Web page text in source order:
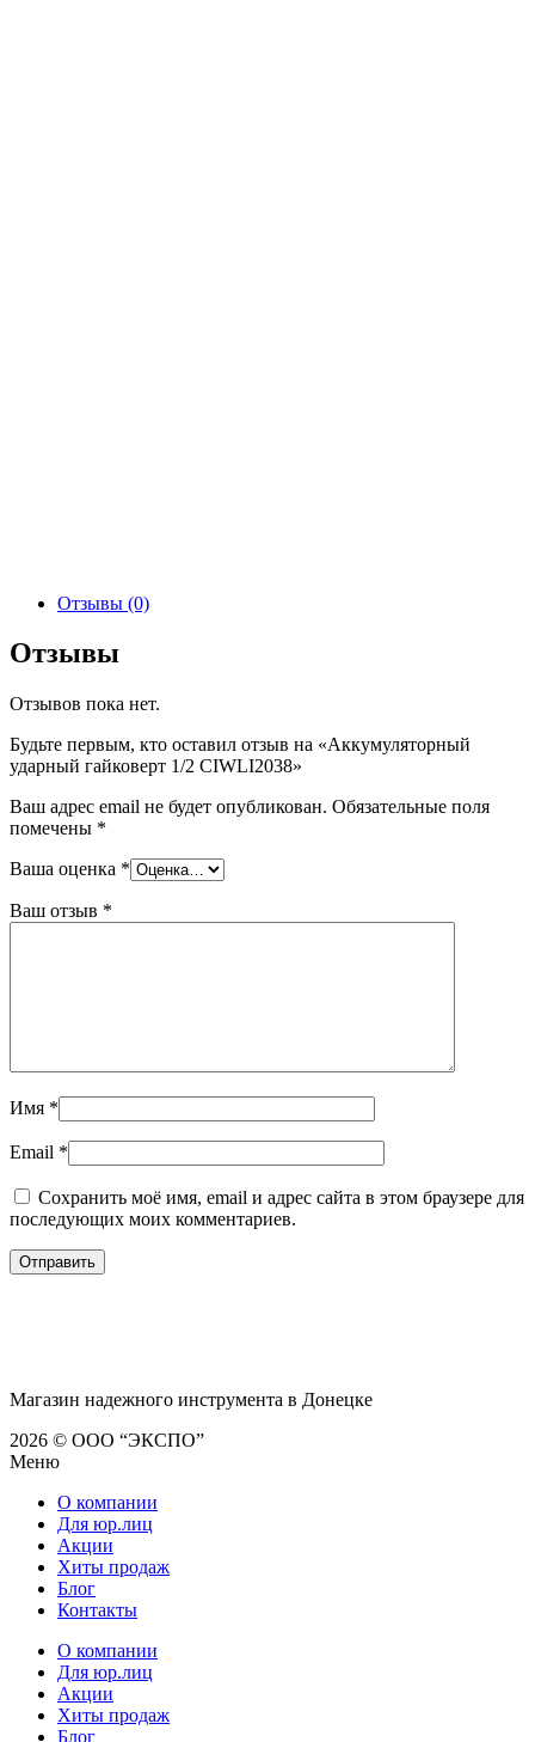
Отзывы (0)
Отзывы
Отзывов пока нет.
Будьте первым, кто оставил отзыв на «Аккумуляторный
ударный гайковерт 1/2 CIWLI2038»
Ваш адрес email не будет опубликован. Обязательные поля
помечены *
Ваша оценка *
Ваш отзыв *
Имя *
Email *
Сохранить моё имя, email и адрес сайта в этом браузере для
последующих моих комментариев.
Магазин надежного инструмента в Донецке
2026 © ООО “ЭКСПО”
Меню
О компании
Для юр.лиц
Акции
Хиты продаж
Блог
Контакты
О компании
Для юр.лиц
Акции
Хиты продаж
Блог